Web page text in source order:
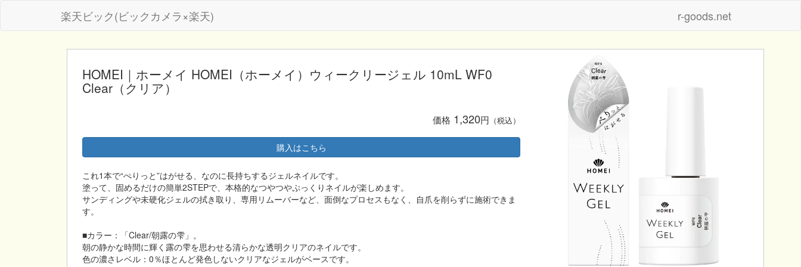
楽天ビック(ビックカメラ×楽天) r-goods.net
HOMEI｜ホーメイ HOMEI（ホーメイ）ウィークリージェル 10mL WF0
Clear（クリア）
価格 1,320円 （税込）
購入はこちら
これ1本で“ぺりっと”はがせる、なのに長持ちするジェルネイルです。
塗って、固めるだけの簡単2STEPで、本格的なつやつやぷっくりネイルが楽しめます。
サンディングや未硬化ジェルの拭き取り、専用リムーバーなど、面倒なプロセスもなく、自爪を削らずに施術できま
す。
■カラー：「Clear/朝露の雫」。
朝の静かな時間に輝く露の雫を思わせる清らかな透明クリアのネイルです。
色の濃さレベル：0％ほとんど発色しないクリアなジェルがベースです。